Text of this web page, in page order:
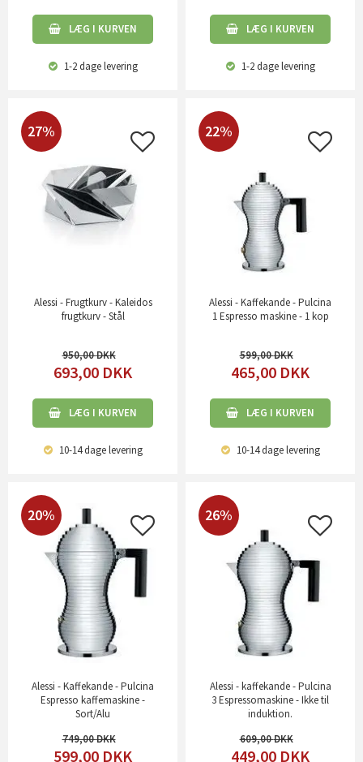
LÆG I KURVEN
1-2 dagelevering
LÆG I KURVEN
1-2 dagelevering
27%
Alessi - Frugtkurv - Kaleidos
frugtkurv - Stål
950,00
693,00 DKK
LÆG I KURVEN
10-14 dagelevering
22%
Alessi - Kaffekande - Pulcina
1 Espresso maskine - 1 kop
599,00
465,00 DKK
LÆG I KURVEN
10-14 dagelevering
20%
Alessi - Kaffekande - Pulcina
Espresso kaffemaskine -
Sort/Alu
749,00
599,00 DKK
26%
Alessi - kaffekande - Pulcina
3 Espressomaskine - Ikke til
induktion.
609,00
449,00 DKK